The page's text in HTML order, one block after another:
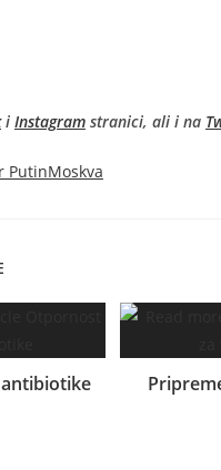
i Instagram stranici, ali i na
PutinMoskva